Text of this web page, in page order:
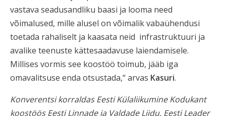
vastava seadusandliku baasi ja looma need
võimalused, mille alusel on võimalik vabaühendusi
toetada rahaliselt ja kaasata neid infrastruktuuri ja
avalike teenuste kättesaadavuse laiendamisele.
Millises vormis see koostöö toimub, jääb iga
omavalitsuse enda otsustada,“ arvas Kasuri.
Konverentsi korraldas Eesti Külaliikumine Kodukant
koostöös Eesti Linnade ja Valdade Liidu, Eesti Leader